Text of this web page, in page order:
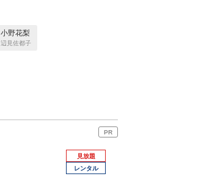
小野花梨
辺見佐都子
PR
見放題
レンタル